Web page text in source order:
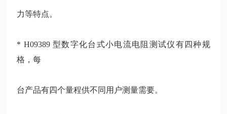
力等特点。
* H09389 型数字化台式小电流电阻测试仪有四种规
格，每
台产品有四个量程供不同用户测量需要。